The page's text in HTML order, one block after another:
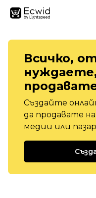
Всичко,
нуждаете,
Създайте
да продавате
медии или